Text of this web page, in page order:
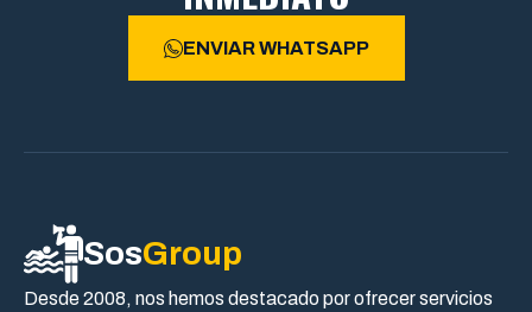
ENVIAR WHATSAPP
SosGroup
Desde 2008, nos hemos destacado por ofrecer servicios